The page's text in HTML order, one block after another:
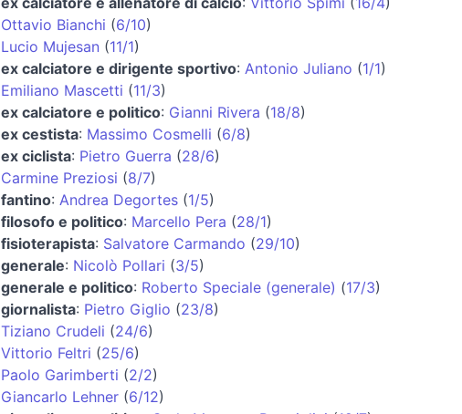
Ottavio Bianchi (6/10)
Lucio Mujesan (11/1)
ex calciatore e dirigente sportivo: Antonio Juliano (1/1)
Emiliano Mascetti (11/3)
ex calciatore e politico: Gianni Rivera (18/8)
ex cestista: Massimo Cosmelli (6/8)
ex ciclista: Pietro Guerra (28/6)
Carmine Preziosi (8/7)
fantino: Andrea Degortes(1/5)
filosofo e politico: Marcello Pera (28/1)
fisioterapista: Salvatore Carmando (29/10)
generale: Nicolò Pollari (3/5)
generale e politico: Roberto Speciale (generale) (17/3)
giornalista: Pietro Giglio (23/8)
Tiziano Crudeli (24/6)
Vittorio Feltri (25/6)
Paolo Garimberti (2/2)
Giancarlo Lehner(6/12)